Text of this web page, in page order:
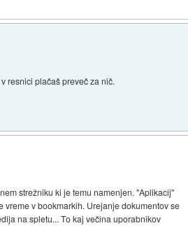
resnici plačaš preveč za nič.
strežniku ki je temu namenjen. "Aplikacij"
v bookmarkih. Urejanje dokumentov se
na spletu... To kaj večina uporabnikov